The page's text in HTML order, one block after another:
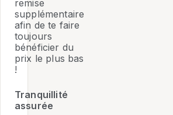
remise
supplémentaire
afin de te faire
toujours
bénéficier du
prix le plus bas
!
Tranquillité
assurée